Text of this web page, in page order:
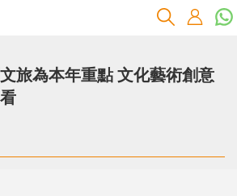
旅為本年重點 文化藝術創意